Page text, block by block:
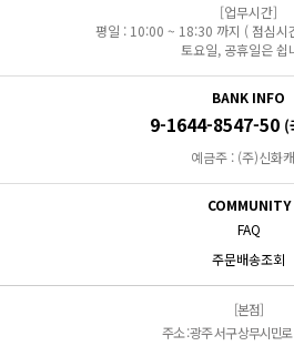
[업무시간]
평일 : 10:00 ~ 18:30 까지 ( 점심
토요일, 공휴일은 쉽
BANK INFO
9-1644-8547-50 (
예금주 : (주)신화
COMMUNITY
FAQ
주문배송조회
[본점]
주소 : 광주 서구 상무시민